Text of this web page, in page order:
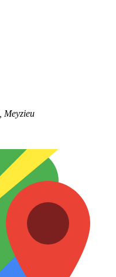
Meyzieu